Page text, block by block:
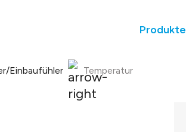
Produkte
Einbaufühler Temperatur